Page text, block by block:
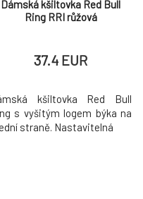
Dámská kšiltovka Red Bull
Ring RRI růžová
37.4 EUR
kšiltovka Red Bull
s vyšitým logem býka na
straně. Nastavitelná